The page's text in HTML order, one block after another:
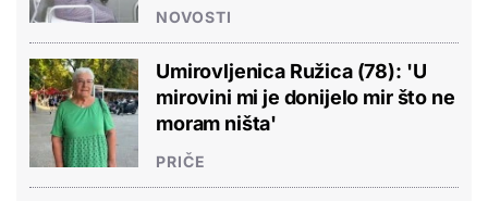
NOVOSTI
Umirovljenica Ružica (78): 'U
mirovini mi je donijelo mir što ne
moram ništa'
PRIČE